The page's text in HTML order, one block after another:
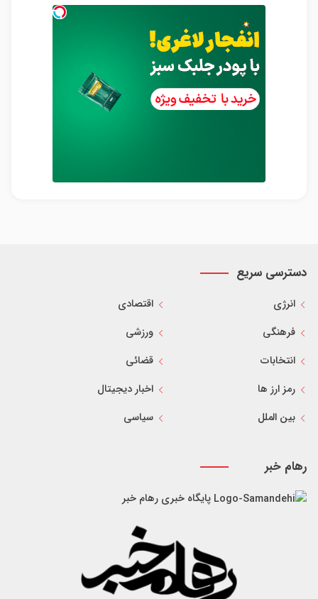
دسترسی سریع
انرژی
اقتصادی
فرهنگی
ورزشی
انتخابات
قضائی
رمز ارز ها
اخبار دیجیتال
بین الملل
سیاسی
رهام خبر
پایگاه خبری رهام خبر